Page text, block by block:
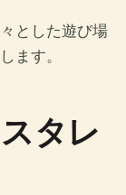
とした遊び場
ます。
タレ